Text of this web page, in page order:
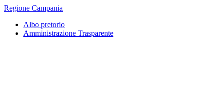
Regione Campania
Albo pretorio
Amministrazione Trasparente